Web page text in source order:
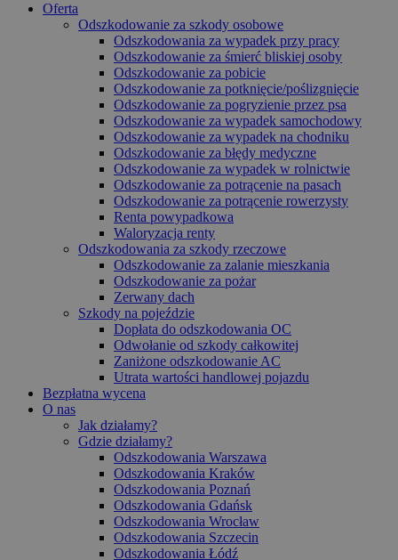
Oferta
Odszkodowanie za szkody osobowe
Odszkodowania za wypadek przy pracy
Odszkodowanie za śmierć bliskiej osoby
Odszkodowanie za pobicie
Odszkodowanie za potknięcie/poślizgnięcie
Odszkodowanie za pogryzienie przez psa
Odszkodowanie za wypadek samochodowy
Odszkodowanie za wypadek na chodniku
Odszkodowanie za błędy medyczne
Odszkodowanie za wypadek w rolnictwie
Odszkodowanie za potrącenie na pasach
Odszkodowanie za potrącenie rowerzysty
Renta powypadkowa
Waloryzacja renty
Odszkodowania za szkody rzeczowe
Odszkodowanie za zalanie mieszkania
Odszkodowanie za pożar
Zerwany dach
Szkody na pojeździe
Dopłata do odszkodowania OC
Odwołanie od szkody całkowitej
Zaniżone odszkodowanie AC
Utrata wartości handlowej pojazdu
Bezpłatna wycena
O nas
Jak działamy?
Gdzie działamy?
Odszkodowania Warszawa
Odszkodowania Kraków
Odszkodowania Poznań
Odszkodowania Gdańsk
Odszkodowania Wrocław
Odszkodowania Szczecin
Odszkodowania Łódź